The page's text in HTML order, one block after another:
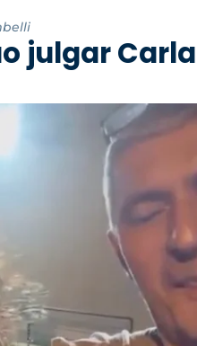
julgar Carla